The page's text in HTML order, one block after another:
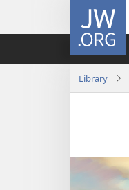
JW.ORG
Library